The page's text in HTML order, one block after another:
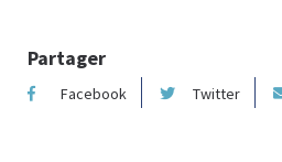
Partager
Facebook Twitter